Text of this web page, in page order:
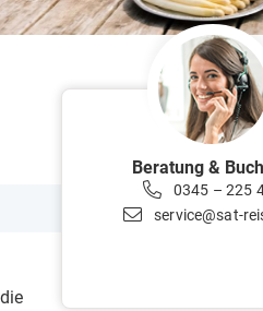
Beratung &
0345 – 225
service@sat-